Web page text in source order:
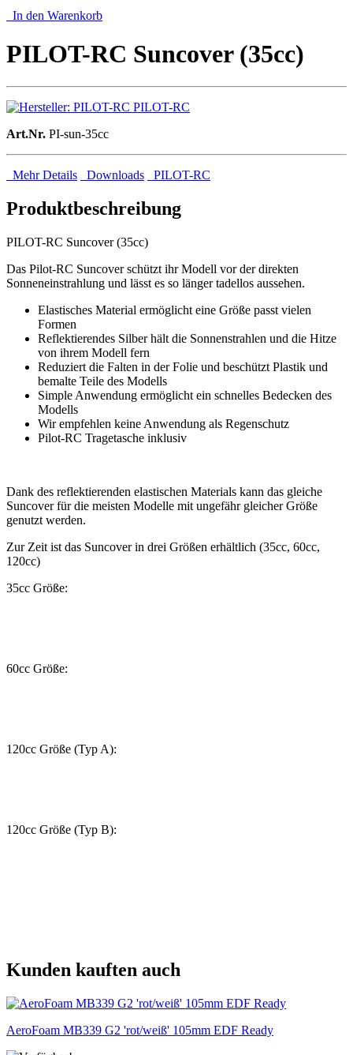
In den Warenkorb
PILOT-RC Suncover (35cc)
PILOT-RC
Art.Nr. PI-sun-35cc
Mehr Details Downloads PILOT-RC
Produktbeschreibung
PILOT-RC Suncover (35cc)
Das Pilot-RC Suncover schützt ihr Modell vor der direkten
Sonneneinstrahlung und lässt es so länger tadellos aussehen.
Elastisches Material ermöglicht eine Größe passt vielen
Formen
Reflektierendes Silber hält die Sonnenstrahlen und die Hitze
von ihrem Modell fern
Reduziert die Falten in der Folie und beschützt Plastik und
bemalte Teile des Modells
Simple Anwendung ermöglicht ein schnelles Bedecken des
Modells
Wir empfehlen keine Anwendung als Regenschutz
Pilot-RC Tragetasche inklusiv
Dank des reflektierenden elastischen Materials kann das gleiche
Suncover für die meisten Modelle mit ungefähr gleicher Größe
genutzt werden.
Zur Zeit ist das Suncover in drei Größen erhältlich (35cc, 60cc,
120cc)
35cc Größe:
60cc Größe:
120cc Größe (Typ A):
120cc Größe (Typ B):
Kunden kauften auch
AeroFoam MB339 G2 'rot/weiß' 105mm EDF Ready